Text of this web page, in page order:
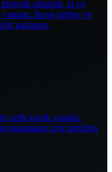
hidrolik silindirli, el ve
Baraj tahliye ve
kullanım.
çelik konik vanalar.
için üretilmiş